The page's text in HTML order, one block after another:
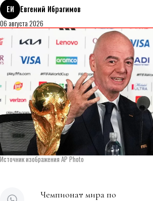
ЕИ
Евгений Ибрагимов
06 августа 2026
Источник изображения AP Photo
Чемпионат мира по